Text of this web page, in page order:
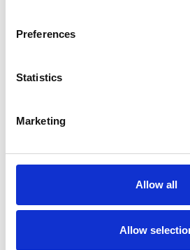
Preferences
Statistics
Marketing
Allow all
Allow
Más de 20 años de
líderes en la industria.